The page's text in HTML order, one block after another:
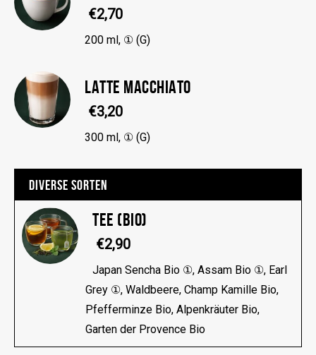
€2,70
200 ml, ① (G)
LATTE MACCHIATO
€3,20
300 ml, ① (G)
DIVERSE SORTEN
TEE (BIO)
€2,90
Japan Sencha Bio ①, Assam Bio ①, Earl
Grey ①, Waldbeere, Champ Kamille Bio,
Pfefferminze Bio, Alpenkräuter Bio,
Garten der Provence Bio